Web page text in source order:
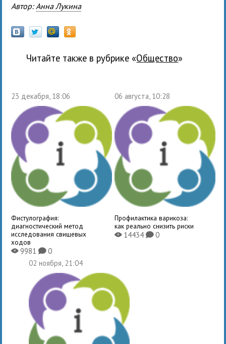
Автор: Анна Лукина
Читайте также в рубрике « общество»
23 декабря, 18:06
Фистулография:
диагностический метод
исследования свищевых
ходов
X9981K0
06 августа, 10:28
Профилактика варикоза:
как реально снизить риски
X14434 K0
02 ноября, 21:04